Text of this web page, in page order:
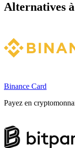
Alternatives
Binance Card
Payez en